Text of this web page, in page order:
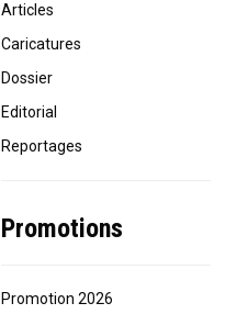
Articles
Caricatures
Dossier
Editorial
Reportages
Promotions
Promotion 2026